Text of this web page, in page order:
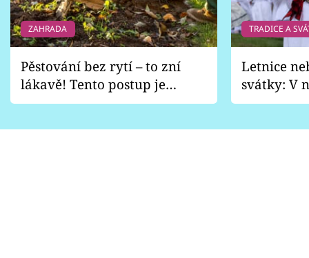
ZAHRADA
Pěstování bez rytí – to zní
lákavě! Tento postup je
vhodný jen pro některé
TRADICE A
Letnice
svátky: V
pondělí